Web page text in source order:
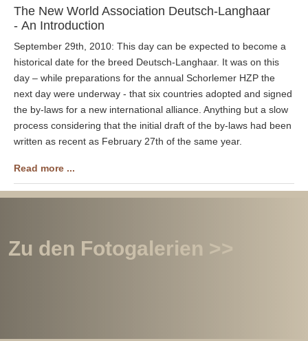
The New World Association Deutsch-Langhaar
- An Introduction
September 29th, 2010: This day can be expected to become a
historical date for the breed Deutsch-Langhaar. It was on this
day – while preparations for the annual Schorlemer HZP the
next day were underway - that six countries adopted and signed
the by-laws for a new international alliance. Anything but a slow
process considering that the initial draft of the by-laws had been
written as recent as February 27th of the same year.
Read more ...
Zu den Fotogalerien >>